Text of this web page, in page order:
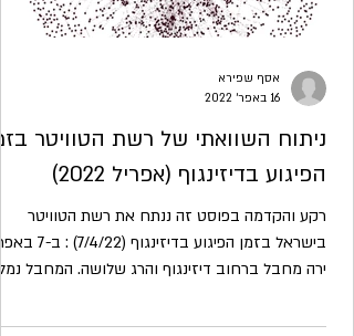
ניתוח השוואתי של רשת הטוויטר
הפיגוע בדיזינגוף (אפריל 2022)
רקע והקדמה בפוסט זה ננתח את רשת הטוויטר
בישראל בזמן הפיגוע בדיזינגוף
ירה מחבל ברחוב דיזינגוף והרג שלושה. המחבל
אסף שפירא
16 באפר׳ 2022